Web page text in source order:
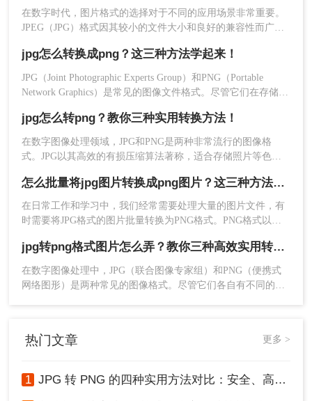
5、转换成功，点击预览查看或者直接下载，如果还
方法三：使用手机应用程序
的功能。
操作步骤：
1、在手机应用商店中搜索并下载一个支持JPG转
等。
2、打开应用程序并导入需要转换的JPG图片。
3、在应用程序的设置或编辑选项中，选择保存格式
4、保存更改，这样你就得到了PNG格式的图片。
注意事项：
由于JPG是有损压缩格式，而PNG是无损压缩格
压缩。
果，并进行必要的调整。
持透明背景和24位颜色，但文件大小通常较大。
在数字时代，图片格式的选择对于不同的应用场景非常重要。
JPEG（JPG）格式因其较小的文件大小和良好的兼容性而广泛
景或无损压缩时，PNG格式更为合适。那么jpg格式怎么转换成
png格式呢？本文将详细介绍几种简单有效的方法，帮助您轻松
将JPG格式的图片转换为PNG格式。
jpg怎么转换成png？这三种方法学起来！
JPG（Joint Photographic Experts Group）和PNG（Portable
Network Graphics）是常见的图像文件格式。尽管它们在存储图
件。本文将详细介绍jpg怎么转换成png，并提供简单易行的步
骤指南。
jpg怎么转png？教你三种实用转换方法！
在数字图像处理领域，JPG和PNG是两种非常流行的图像格
式。JPG以其高效的有损压缩算法著称，适合存储照片等色彩
颜色深度见长，特别适用于需要高质量图像和透明背景的设计
场景。当我们在工作中遇到需要保留图像质量的同时获得更灵
活使用方式的需求时，往往会选择将JPG格式的图片转换为
PNG转换的方法。
怎么批量将jpg图片转换成png图片？这三种方法任你选择！
在日常工作和学习中，我们经常需要处理大量的图片文件，有
时需要将JPG格式的图片批量转换为PNG格式。PNG格式以其
域得到广泛应用。那么怎么批量将jpg图片转换成png图片呢？
本文将详细介绍几种批量将JPG图片转换成PNG图片的方法，
帮助读者高效完成这一任务。
jpg转png格式图片怎么弄？教你三种高效实用转换方法！
在数字图像处理中，JPG（联合图像专家组）和PNG（便携式
网络图形）是两种常见的图像格式。尽管它们各自有不同的优
热门文章 更多 >
1 JPG 转 PNG 的四种实用方法对比：安全、高效转换指南！